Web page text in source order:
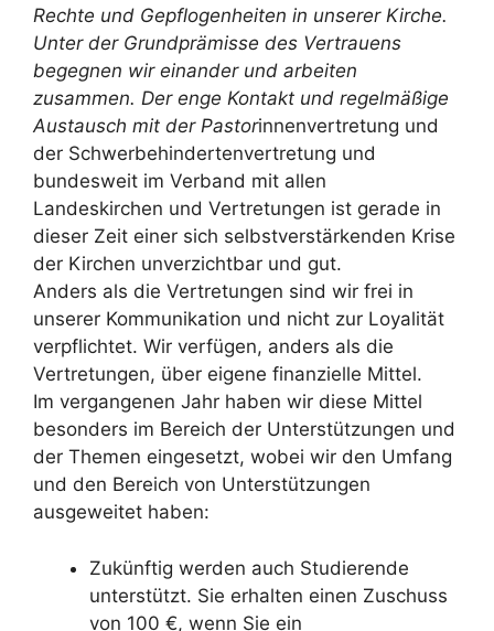
Rechte und Gepflogenheiten in unserer Kirche.
Unter der Grundprämisse des Vertrauens
begegnen wir einander und arbeiten
zusammen. Der enge Kontakt und regelmäßige
Austausch mit der Pastorinnenvertretung und
der Schwerbehindertenvertretung und
bundesweit im Verband mit allen
Landeskirchen und Vertretungen ist gerade in
dieser Zeit einer sich selbstverstärkenden Krise
der Kirchen unverzichtbar und gut.
Anders als die Vertretungen sind wir frei in
unserer Kommunikation und nicht zur Loyalität
verpflichtet. Wir verfügen, anders als die
Vertretungen, über eigene finanzielle Mittel.
Im vergangenen Jahr haben wir diese Mittel
besonders im Bereich der Unterstützungen und
der Themen eingesetzt, wobei wir den Umfang
und den Bereich von Unterstützungen
ausgeweitet haben:
Zukünftig werden auch Studierende
unterstützt. Sie erhalten einen Zuschuss
von 100 €, wenn Sie ein